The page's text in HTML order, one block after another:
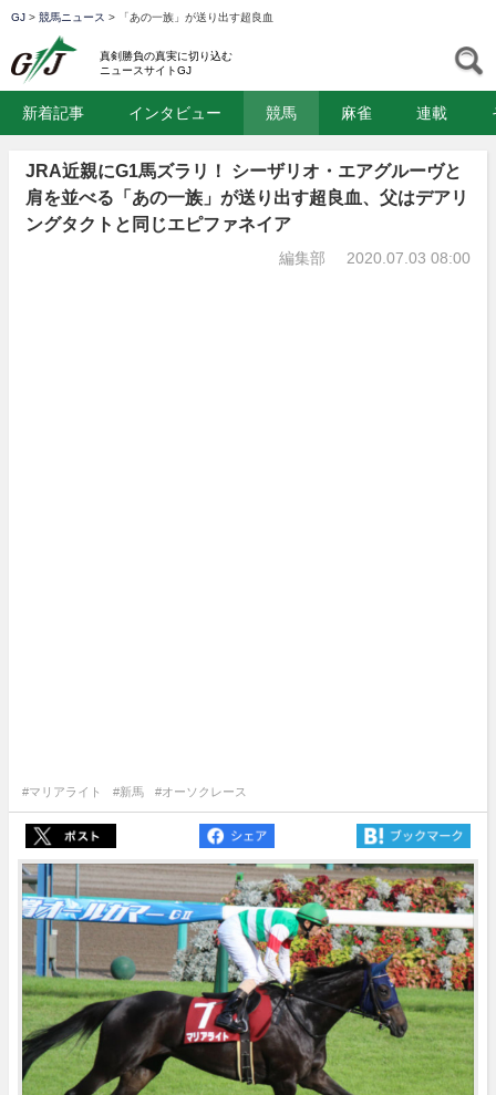
GJ > 競馬ニュース > 「あの一族」が送り出す超良血
真剣勝負の真実に切り込む
ニュースサイトGJ
新着記事 インタビュー 競馬 麻雀 連載
JRA近親にG1馬ズラリ！ シーザリオ・エアグルーヴと
肩を並べる「あの一族」が送り出す超良血、父はデアリ
ングタクトと同じエピファネイア
編集部 2020.07.03 08:00
#マリアライト #新馬 #オーソクレース